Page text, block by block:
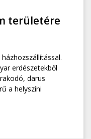
területére
erdészetekből
darus
a helyszíni